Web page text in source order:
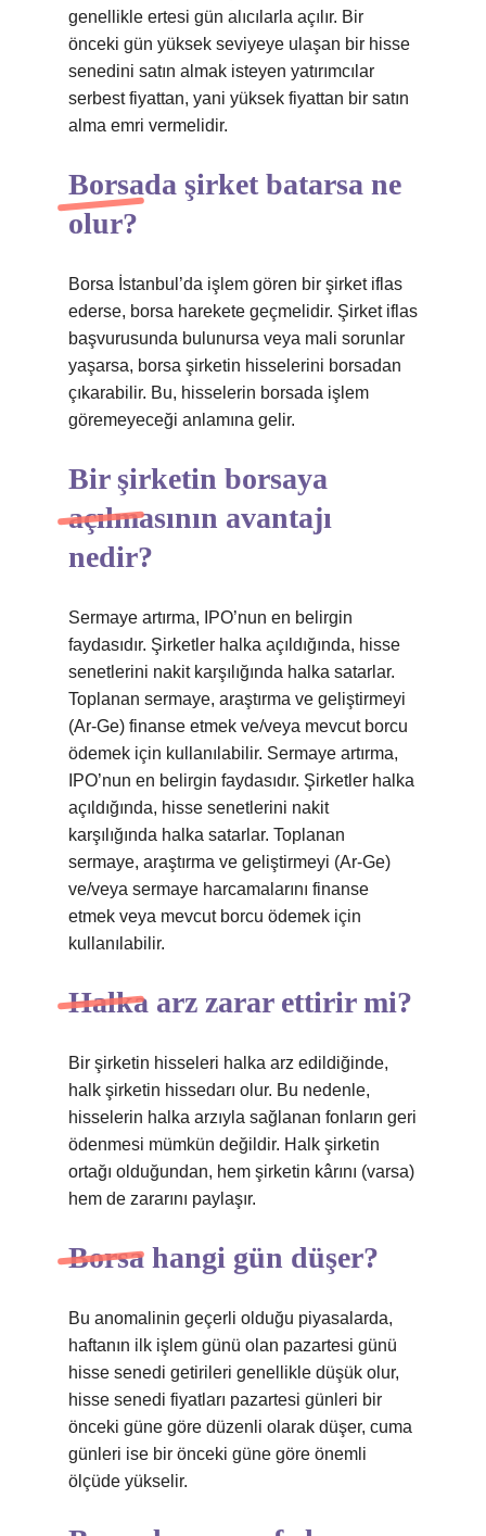
genellikle ertesi gün alıcılarla açılır. Bir
önceki gün yüksek seviyeye ulaşan bir hisse
senedini satın almak isteyen yatırımcılar
serbest fiyattan, yani yüksek fiyattan bir satın
alma emri vermelidir.
Borsada şirket batarsa ne
olur?
Borsa İstanbul’da işlem gören bir şirket iflas
ederse, borsa harekete geçmelidir. Şirket iflas
başvurusunda bulunursa veya mali sorunlar
yaşarsa, borsa şirketin hisselerini borsadan
çıkarabilir. Bu, hisselerin borsada işlem
göremeyeceği anlamına gelir.
Bir şirketin borsaya
açılmasının avantajı
nedir?
Sermaye artırma, IPO’nun en belirgin
faydasıdır. Şirketler halka açıldığında, hisse
senetlerini nakit karşılığında halka satarlar.
Toplanan sermaye, araştırma ve geliştirmeyi
(Ar-Ge) finanse etmek ve/veya mevcut borcu
ödemek için kullanılabilir. Sermaye artırma,
IPO’nun en belirgin faydasıdır. Şirketler halka
açıldığında, hisse senetlerini nakit
karşılığında halka satarlar. Toplanan
sermaye, araştırma ve geliştirmeyi (Ar-Ge)
ve/veya sermaye harcamalarını finanse
etmek veya mevcut borcu ödemek için
kullanılabilir.
Halka arz zarar ettirir mi?
Bir şirketin hisseleri halka arz edildiğinde,
halk şirketin hissedarı olur. Bu nedenle,
hisselerin halka arzıyla sağlanan fonların geri
ödenmesi mümkün değildir. Halk şirketin
ortağı olduğundan, hem şirketin kârını (varsa)
hem de zararını paylaşır.
Borsa hangi gün düşer?
Bu anomalinin geçerli olduğu piyasalarda,
haftanın ilk işlem günü olan pazartesi günü
hisse senedi getirileri genellikle düşük olur,
hisse senedi fiyatları pazartesi günleri bir
önceki güne göre düzenli olarak düşer, cuma
günleri ise bir önceki güne göre önemli
ölçüde yükselir.